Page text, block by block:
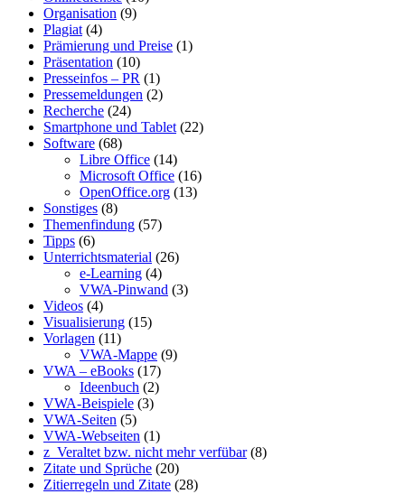
Organisation (9)
Plagiat (4)
Prämierung und Preise (1)
Präsentation (10)
Presseinfos – PR (1)
Pressemeldungen (2)
Recherche (24)
Smartphone und Tablet (22)
Software (68)
Libre Office (14)
Microsoft Office (16)
OpenOffice.org (13)
Sonstiges (8)
Themenfindung (57)
Tipps (6)
Unterrichtsmaterial (26)
e-Learning (4)
VWA-Pinwand (3)
Videos (4)
Visualisierung (15)
Vorlagen (11)
VWA-Mappe (9)
VWA – eBooks (17)
Ideenbuch (2)
VWA-Beispiele (3)
VWA-Seiten (5)
VWA-Webseiten (1)
z_Veraltet bzw. nicht mehr verfübar(8)
Zitate und Sprüche (20)
Zitierregeln und Zitate (28)